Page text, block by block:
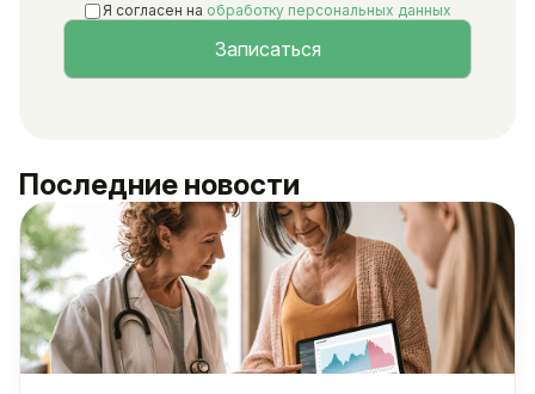
Я согласен на обработку персональных данных
Последние новости